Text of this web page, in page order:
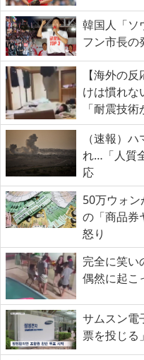
韓国人「ソ
フン市長の
【海外の
けは慣れ
「耐震技術
（速報）
れ…「人質
応
50万ウォ
の「商品券
怒り
完全に笑い
偶然に起こ
サムスン電
票を投じる